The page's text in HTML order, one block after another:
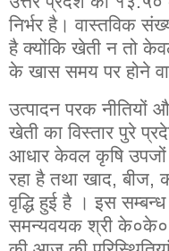
निर्भर है। वास्तविक
है क्योंकि खेती न तो
के खास समय पर होने
उत्पादन परक नीतियों
खेती का विस्तार पुरे
आधार केवल कृषि उपजों
रहा है तथा खाद, बीज,
वृद्धि हुई है । इस
समन्यवयक श्री के०के०